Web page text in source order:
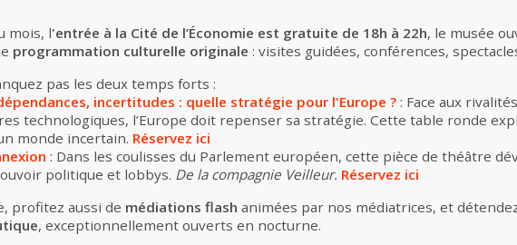
mois, l'entrée à la Cité de l’Économie est gratuite de 18h à 22h, le musée
programmation culturelle originale : visites guidées, conférences,
pas les deux temps forts :
incertitudes : quelle stratégie pour l'Europe ? : Face aux
technologiques, l’Europe doit repenser sa stratégie. Cette table ronde
monde incertain. Réservez ici
: Dans les coulisses du Parlement européen, cette pièce de théâtre
politique et lobbys. De la compagnie Veilleur. Réservez ici
profitez aussi de médiations flash animées par nos médiatrices, et
, exceptionnellement ouverts en nocturne.